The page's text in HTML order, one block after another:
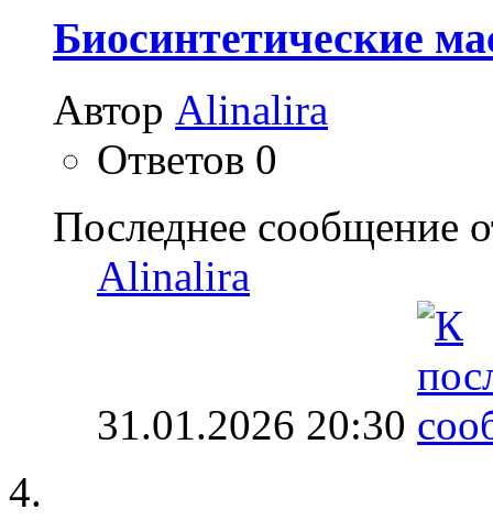
Биосинтетические
Автор Alinalira
Ответов 0
Последнее сообщение
Alinalira
31.01.2026 20:30